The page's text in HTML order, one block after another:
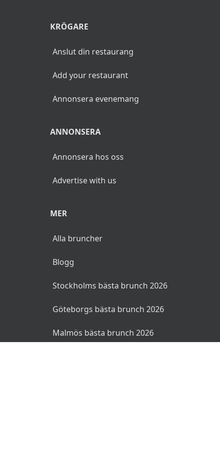
KRÖGARE
Anslut din restaurang
Add your restaurant
Annonsera evenemang
ANNONSERA
Annonsera hos oss
Advertise with us
MER
Alla bruncher
Blogg
Stockholms bästa brunch 2026
Göteborgs bästa brunch 2026
Malmös bästa brunch 2026